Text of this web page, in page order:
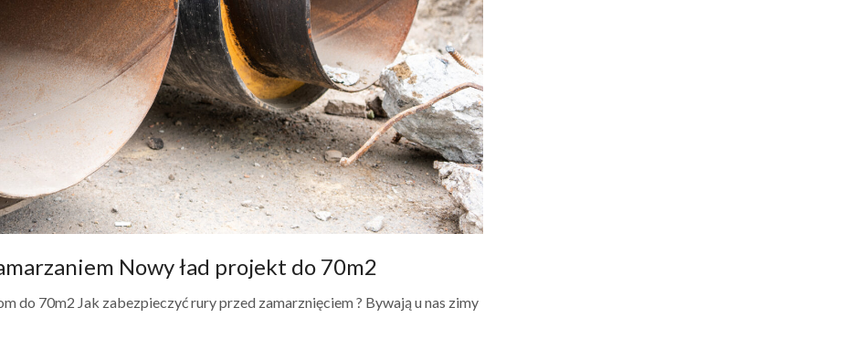
Nowy ład projekt do 70m2
do 70m2 Jak zabezpieczyć rury przed zamarznięciem ? Bywają u nas zimy